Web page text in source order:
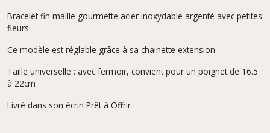
Bracelet fin maille gourmette acier inoxydable argenté avec petites
fleurs
Ce modèle est réglable grâce à sa chainette extension
Taille universelle : avec fermoir, convient pour un poignet de 16.5
à 22cm
Livré dans son écrin Prêt à Offrir